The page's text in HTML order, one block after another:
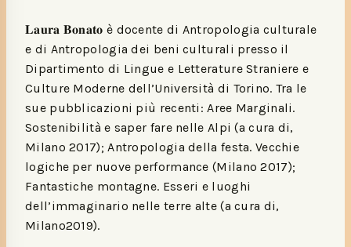
𝐋𝐚𝐮𝐫𝐚 𝐁𝐨𝐧𝐚𝐭𝐨 è docente di Antropologia culturale
e di Antropologia dei beni culturali presso il
Dipartimento di Lingue e Letterature Straniere e
Culture Moderne dell’Università di Torino. Tra le
sue pubblicazioni più recenti: Aree Marginali.
Sostenibilità e saper fare nelle Alpi (a cura di,
Milano 2017); Antropologia della festa. Vecchie
logiche per nuove performance (Milano 2017);
Fantastiche montagne. Esseri e luoghi
dell’immaginario nelle terre alte (a cura di,
Milano2019).